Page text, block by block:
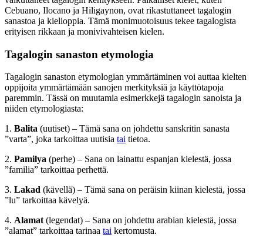
Cebuano, Ilocano ja Hiligaynon, ovat rikastuttaneet tagalogin
sanastoa ja kielioppia. Tämä monimuotoisuus tekee tagalogista
erityisen rikkaan ja monivivahteisen kielen.
Tagalogin sanaston etymologia
Tagalogin sanaston etymologian ymmärtäminen voi auttaa kielten
oppijoita ymmärtämään sanojen merkityksiä ja käyttötapoja
paremmin. Tässä on muutamia esimerkkejä tagalogin sanoista ja
niiden etymologiasta:
1. Balita (uutiset) – Tämä sana on johdettu sanskritin sanasta
”varta”, joka tarkoittaa uutisia tai tietoa.
2. Pamilya (perhe) – Sana on lainattu espanjan kielestä, jossa
”familia” tarkoittaa perhettä.
3. Lakad (kävellä) – Tämä sana on peräisin kiinan kielestä, jossa
”lu” tarkoittaa kävelyä.
4. Alamat (legendat) – Sana on johdettu arabian kielestä, jossa
”alamat” tarkoittaa tarinaa tai kertomusta.